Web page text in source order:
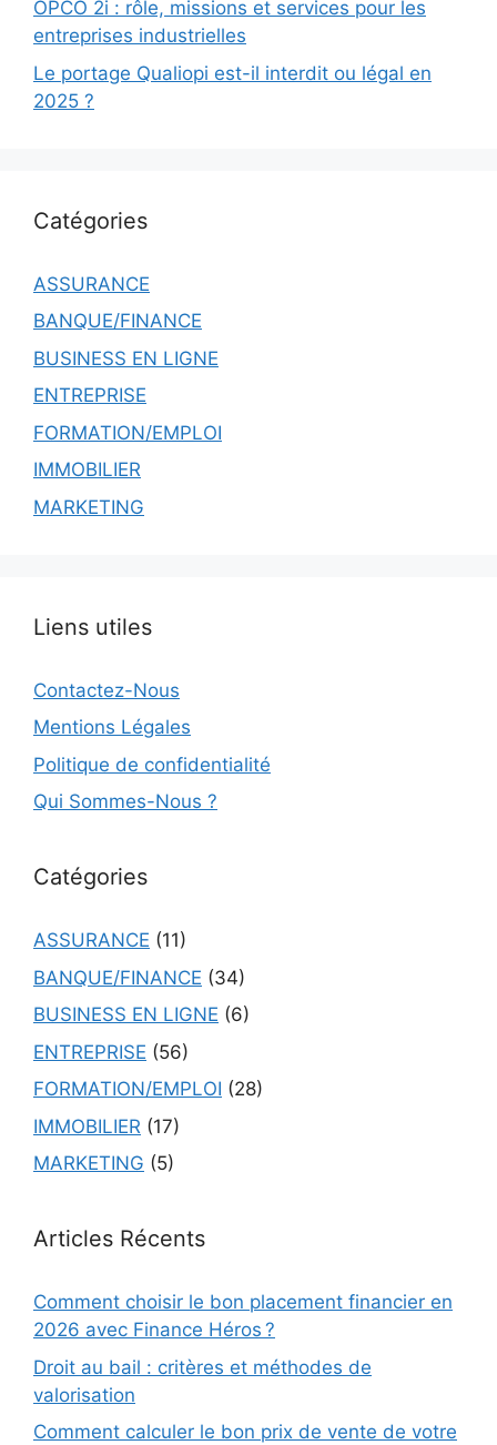
OPCO 2i : rôle, missions et services pour les
entreprises industrielles
Le portage Qualiopi est-il interdit ou légal en
2025 ?
Catégories
ASSURANCE
BANQUE/FINANCE
BUSINESS EN LIGNE
ENTREPRISE
FORMATION/EMPLOI
IMMOBILIER
MARKETING
Liens utiles
Contactez-Nous
Mentions Légales
Politique de confidentialité
Qui Sommes-Nous ?
Catégories
ASSURANCE (11)
BANQUE/FINANCE (34)
BUSINESS EN LIGNE (6)
ENTREPRISE (56)
FORMATION/EMPLOI (28)
IMMOBILIER (17)
MARKETING (5)
Articles Récents
Comment choisir le bon placement financier en
2026 avec Finance Héros ?
Droit au bail : critères et méthodes de
valorisation
Comment calculer le bon prix de vente de votre